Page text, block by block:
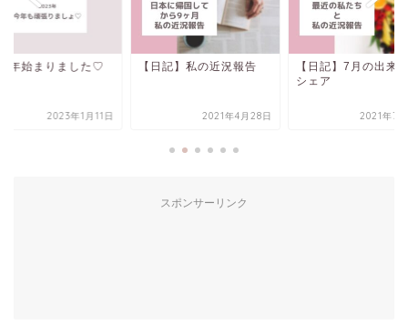
年始まりました♡
2023年1月11日
【日記】私の近況報告
2021年4月28日
【日記】7月の出来
シェア
2021年7
スポンサーリンク